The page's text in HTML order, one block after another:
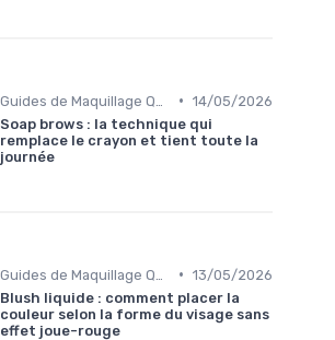
• 14/05/2026
Soap brows : la technique qui
remplace le crayon et tient toute la
journée
• 13/05/2026
Blush liquide : comment placer la
couleur selon la forme du visage sans
effet joue-rouge